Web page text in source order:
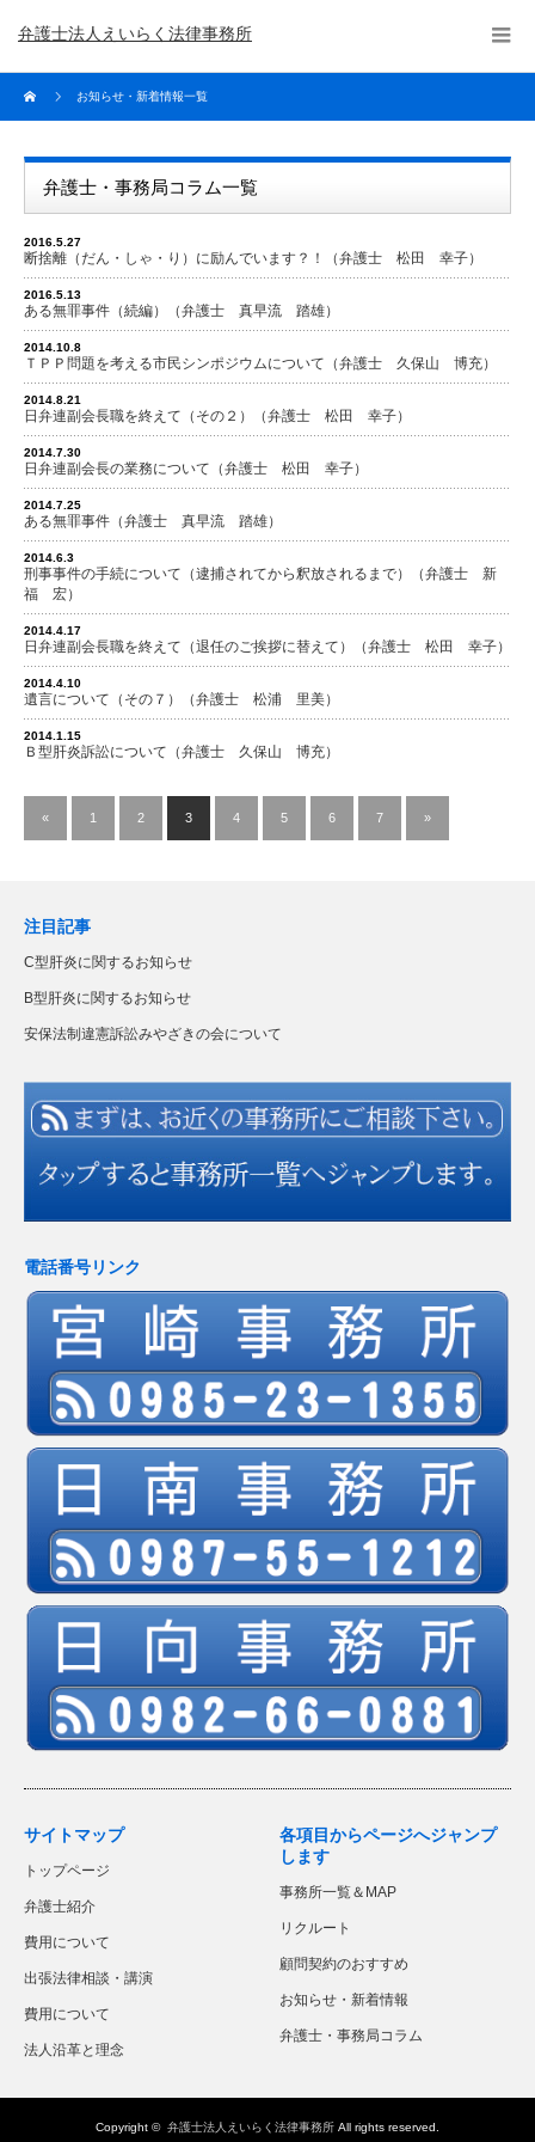
弁護士法人えいらく法律事務所
お知らせ・新着情報一覧
弁護士・事務局コラム一覧
2016.5.27
断捨離（だん・しゃ・り）に励んでいます？！（弁護士 松田 幸子）
2016.5.13
ある無罪事件（続編）（弁護士 真早流 踏雄）
2014.10.8
ＴＰＰ問題を考える市民シンポジウムについて（弁護士 久保山 博充）
2014.8.21
日弁連副会長職を終えて（その２）（弁護士 松田 幸子）
2014.7.30
日弁連副会長の業務について（弁護士 松田 幸子）
2014.7.25
ある無罪事件（弁護士 真早流 踏雄）
2014.6.3
刑事事件の手続について（逮捕されてから釈放されるまで）（弁護士 新
福 宏）
2014.4.17
日弁連副会長職を終えて（退任のご挨拶に替えて）（弁護士 松田 幸子）
2014.4.10
遺言について（その７）（弁護士 松浦 里美）
2014.1.15
Ｂ型肝炎訴訟について（弁護士 久保山 博充）
« 1 2 3 4 5 6 7 »
注目記事
C型肝炎に関するお知らせ
B型肝炎に関するお知らせ
安保法制違憲訴訟みやざきの会について
電話番号リンク
サイトマップ
トップページ
弁護士紹介
費用について
出張法律相談・講演
費用について
法人沿革と理念
各項目からページへジャンプ
します
事務所一覧＆MAP
リクルート
顧問契約のおすすめ
お知らせ・新着情報
弁護士・事務局コラム
Copyright © 弁護士法人えいらく法律事務所 All rights reserved.